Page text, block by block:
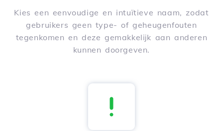
Kies een eenvoudige en intuïtieve naam, zodat
gebruikers geen type- of geheugenfouten
tegenkomen en deze gemakkelijk aan anderen
kunnen doorgeven.